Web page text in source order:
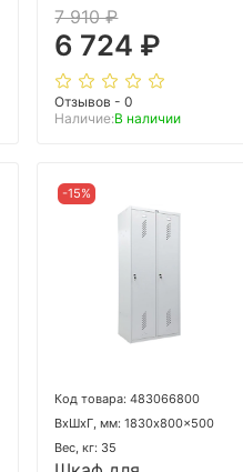
7 910 ₽
6 724 ₽
Отзывов - 0
Наличие:В наличии
-15%
Код товара: 483066800
ВхШхГ, мм: 1830x800x500
Вес, кг: 35